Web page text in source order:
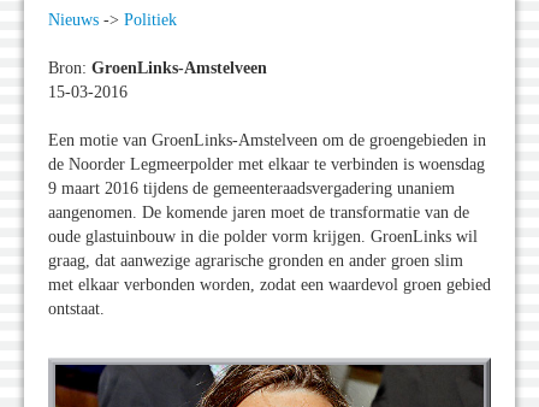
Nieuws -> Politiek
Bron: GroenLinks-Amstelveen
15-03-2016
Een motie van GroenLinks-Amstelveen om de groengebieden in
de Noorder Legmeerpolder met elkaar te verbinden is woensdag
9 maart 2016 tijdens de gemeenteraadsvergadering unaniem
aangenomen. De komende jaren moet de transformatie van de
oude glastuinbouw in die polder vorm krijgen. GroenLinks wil
graag, dat aanwezige agrarische gronden en ander groen slim
met elkaar verbonden worden, zodat een waardevol groen gebied
ontstaat.